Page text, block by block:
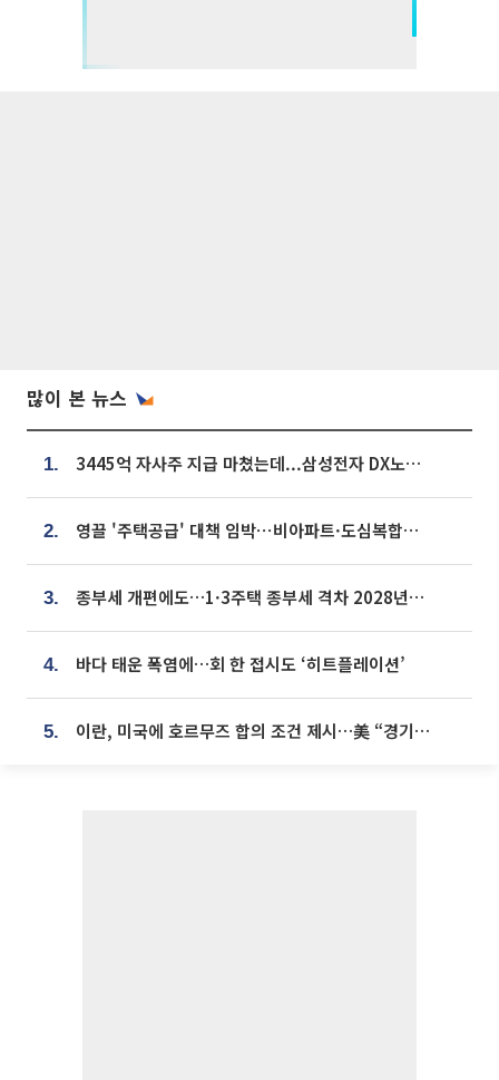
많이 본 뉴스
1. 3445억 자사주 지급 마쳤는데...삼성전자 DX노조, 뒤늦은 '떼쓰기 집회'
2. 영끌 '주택공급' 대책 임박⋯비아파트·도심복합까지 총동원
3. 종부세 개편에도…1·3주택 종부세 격차 2028년부터 확대
4. 바다 태운 폭염에…회 한 접시도 ‘히트플레이션’
5. 이란, 미국에 호르무즈 합의 조건 제시…美 “경기 아직 안 끝나” [종합]